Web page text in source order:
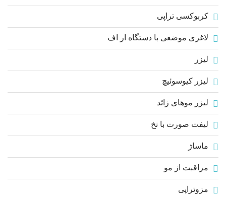
کربوکسی تراپی
لاغری موضعی با دستگاه ار اف
لیزر
لیزر کیوسوئیچ
لیزر موهای زائد
لیفت صورت با نخ
ماساژ
مراقبت از مو
مزوتراپی